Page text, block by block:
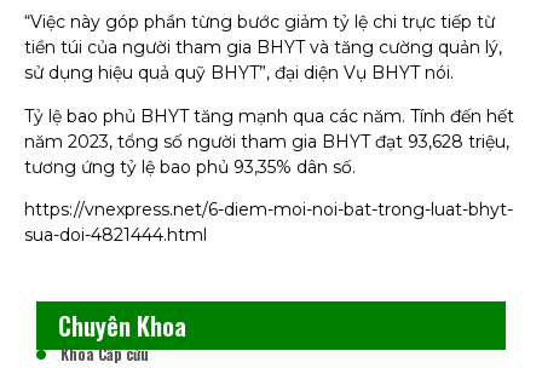
“Việc này góp phần từng bước giảm tỷ lệ chi trực tiếp từ
tiền túi của người tham gia BHYT và tăng cường quản lý,
sử dụng hiệu quả quỹ BHYT”, đại diện Vụ BHYT nói.
Tỷ lệ bao phủ BHYT tăng mạnh qua các năm. Tính đến hết
năm 2023, tổng số người tham gia BHYT đạt 93,628 triệu,
tương ứng tỷ lệ bao phủ 93,35% dân số.
https://vnexpress.net/6-diem-moi-noi-bat-trong-luat-bhyt-
sua-doi-4821444.html
Chuyên Khoa
Khoa Cấp cứu